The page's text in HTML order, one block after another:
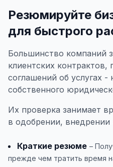
Резюмируйте
для быстрого
Большинство компаний
клиентских контрактов,
соглашений об услугах
собственного
Их проверка занимает
в одобрении,
Краткие резюме –
прежде чем тратить время